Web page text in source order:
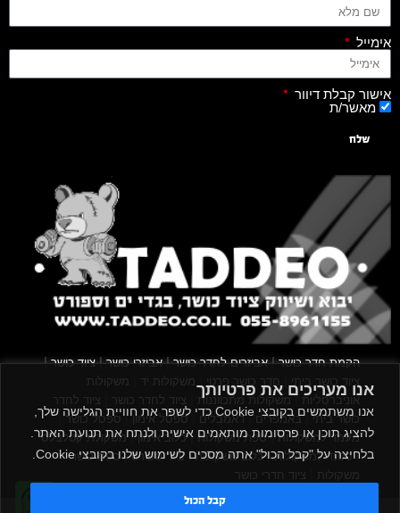
אנו מעריכים את פרטיותך
אנו משתמשים בקובצי Cookie כדי לשפר את חוויית הגלישה שלך,
להציג תוכן או פרסומות מותאמים אישית ולנתח את תנועת האתר.
בלחיצה על "קבל הכול" אתה מסכים לשימוש שלנו בקובצי Cookie.
קבל הכול
אימייל
אישור קבלת דיוור
מאשר/ת
שלח
הקמת חדר כושר|אביזרים לחדר כושר|אביזרי כושר|ציוד כושר|
ציוד כושר ביתי חדר כושר פרטי משקולות יד
משקולות
אוניברסליות |משקולות מתכווננות ציוד לחדר כושר
ציוד לחדר
כושר ביתי|באמפרים |דאמבלים |ספסל אימון | ספסל כושר|
מעמד למשקולות|ספת משקולות |כלוב אימון|משקולת קטלבלס
|סטנד למשקולות|כלוב משקולות|ציוד ספורט|ספת כושר|
משקולות ציוד חדרי כושר